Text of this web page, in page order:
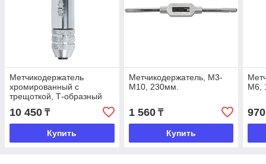
Метчикодержатель
хромированный с
трещоткой, Т-образный
М5-М12, Matrix
10 450 ₸
Купить
Метчикодержатель, М3-
М10, 230мм.
1 560₸
Купить
М6,
970